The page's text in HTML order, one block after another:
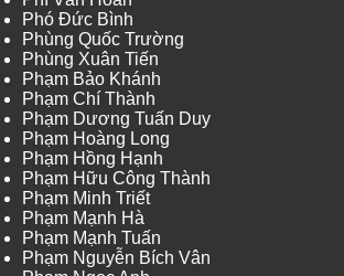
Phó Đức Bình
Phùng Quốc Trường
Phùng Xuân Tiến
Phạm Bảo Khánh
Phạm Chí Thành
Phạm Dương Tuấn Duy
Phạm Hoàng Long
Phạm Hồng Hạnh
Phạm Hữu Công Thành
Phạm Minh Triết
Phạm Mạnh Hà
Phạm Mạnh Tuấn
Phạm Nguyễn Bích Vân